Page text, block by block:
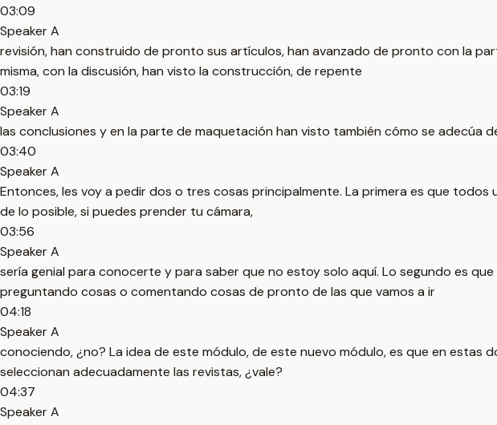
03:09
Speaker A
revisión, han construido de pronto sus artículos, han avanzado de pronto con la
misma, con la discusión, han visto la construcción, de repente
03:19
Speaker A
las conclusiones y en la parte de maquetación han visto también cómo se adecúa
03:40
Speaker A
Entonces, les voy a pedir dos o tres cosas principalmente. La primera es que
de lo posible, si puedes prender tu cámara,
03:56
Speaker A
sería genial para conocerte y para saber que no estoy solo aquí. Lo segundo es
preguntando cosas o comentando cosas de pronto de las que vamos a ir
04:18
Speaker A
conociendo, ¿no? La idea de este módulo, de este nuevo módulo, es que en estas
seleccionan adecuadamente las revistas, ¿vale?
04:37
Speaker A